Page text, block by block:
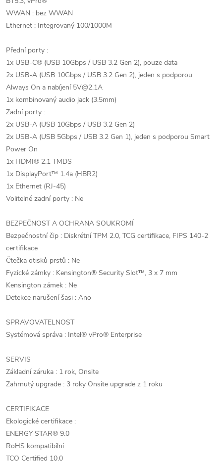
WWAN : bez WWAN
Ethernet : Integrovaný 100/1000M
Přední porty :
1x USB-C® (USB 10Gbps / USB 3.2 Gen 2), pouze data
2x USB-A (USB 10Gbps / USB 3.2 Gen 2), jeden s podporou
Always On a nabíjení 5V@2.1A
1x kombinovaný audio jack (3.5mm)
Zadní porty :
2x USB-A (USB 10Gbps / USB 3.2 Gen 2)
2x USB-A (USB 5Gbps / USB 3.2 Gen 1), jeden s podporou Smart
Power On
1x HDMI® 2.1 TMDS
1x DisplayPort™ 1.4a (HBR2)
1x Ethernet (RJ-45)
Volitelné zadní porty : Ne
BEZPEČNOST A OCHRANA SOUKROMÍ
Bezpečnostní čip : Diskrétní TPM 2.0, TCG certifikace, FIPS 140-2
certifikace
Čtečka otisků prstů : Ne
Fyzické zámky : Kensington® Security Slot™, 3 x 7 mm
Kensington zámek : Ne
Detekce narušení šasi : Ano
SPRAVOVATELNOST
Systémová správa : Intel® vPro® Enterprise
SERVIS
Základní záruka : 1 rok, Onsite
Zahrnutý upgrade : 3 roky Onsite upgrade z 1 roku
CERTIFIKACE
Ekologické certifikace :
ENERGY STAR® 9.0
RoHS kompatibilní
TCO Certified 10.0